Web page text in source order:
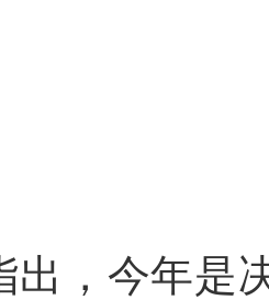
出，今年是